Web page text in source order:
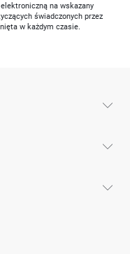
na wskazany
świadczonych przez
w każdym czasie.